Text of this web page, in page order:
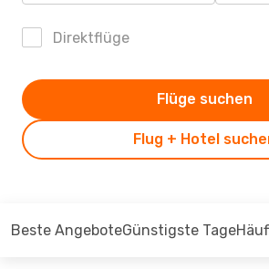
Direktflüge
Flug + Hotel
Flüge suchen
Beste AngeboteGünstigste Tage